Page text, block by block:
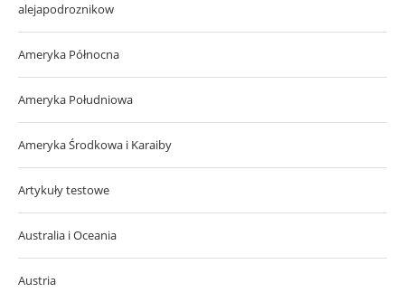
alejapodroznikow
Ameryka Północna
Ameryka Południowa
Ameryka Środkowa i Karaiby
Artykuły testowe
Australia i Oceania
Austria